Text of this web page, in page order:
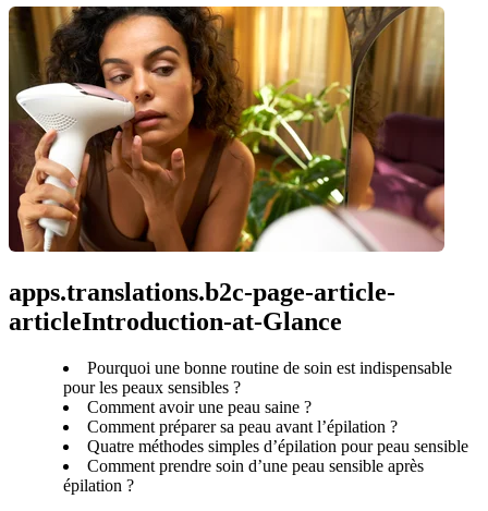
apps.translations.b2c-page-article-
articleIntroduction-at-Glance
Pourquoi une bonne routine de soin est indispensable
pour les peaux sensibles ?
Comment avoir une peau saine ?
Comment préparer sa peau avant l’épilation ?
Quatre méthodes simples d’épilation pour peau sensible
Comment prendre soin d’une peau sensible après
épilation ?